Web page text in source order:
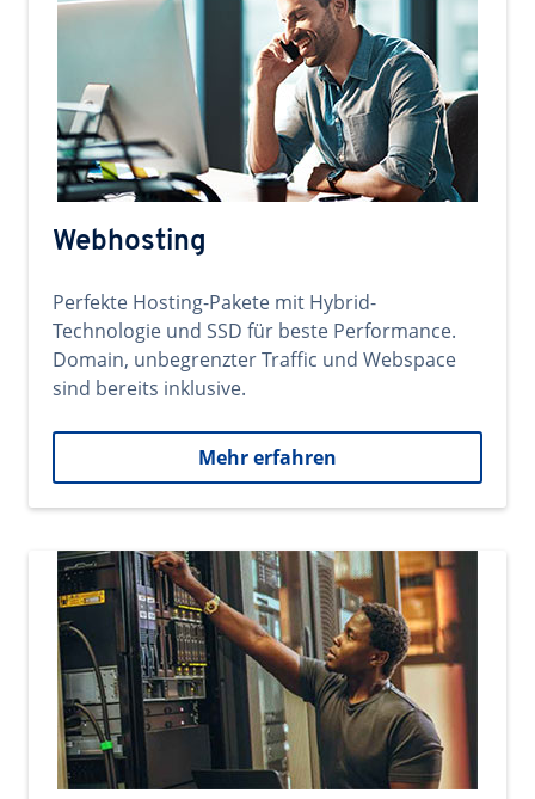
Webhosting
Perfekte Hosting-Pakete mit Hybrid-
Technologie und SSD für beste Performance.
Domain, unbegrenzter Traffic und Webspace
sind bereits inklusive.
Mehr erfahren